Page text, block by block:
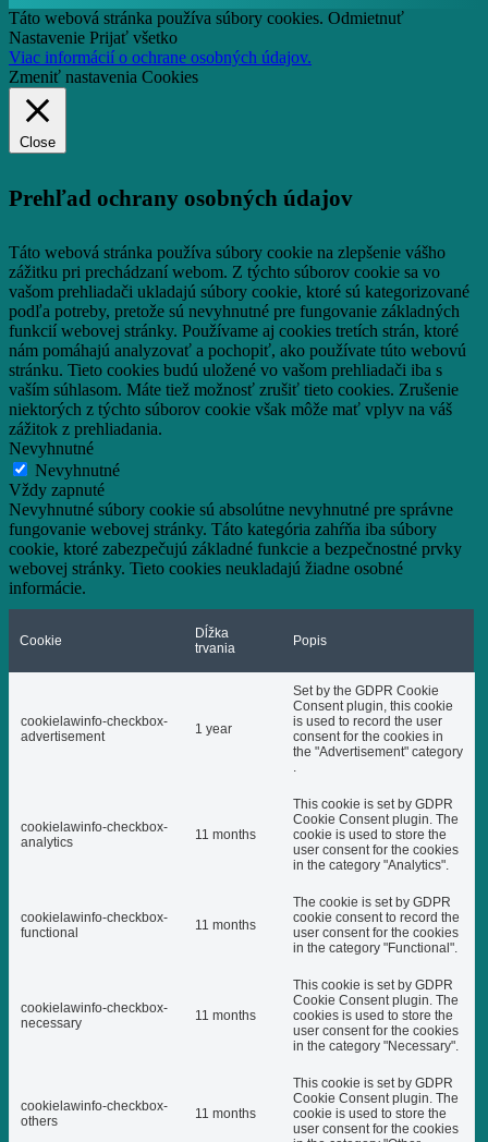
Táto webová stránka používa súbory cookies. Odmietnuť
Nastavenie Prijať všetko
Viac informácií o ochrane osobných údajov.
Zmeniť nastavenia Cookies
Close
Prehľad ochrany osobných údajov
Táto webová stránka používa súbory cookie na zlepšenie vášho
zážitku pri prechádzaní webom. Z týchto súborov cookie sa vo
vašom prehliadači ukladajú súbory cookie, ktoré sú kategorizované
podľa potreby, pretože sú nevyhnutné pre fungovanie základných
funkcií webovej stránky. Používame aj cookies tretích strán, ktoré
nám pomáhajú analyzovať a pochopiť, ako používate túto webovú
stránku. Tieto cookies budú uložené vo vašom prehliadači iba s
vaším súhlasom. Máte tiež možnosť zrušiť tieto cookies. Zrušenie
niektorých z týchto súborov cookie však môže mať vplyv na váš
zážitok z prehliadania.
Nevyhnutné
Nevyhnutné
Vždy zapnuté
Nevyhnutné súbory cookie sú absolútne nevyhnutné pre správne
fungovanie webovej stránky. Táto kategória zahŕňa iba súbory
cookie, ktoré zabezpečujú základné funkcie a bezpečnostné prvky
webovej stránky. Tieto cookies neukladajú žiadne osobné
informácie.
Cookie
Dĺžka
trvania
Popis
cookielawinfo-checkbox-
advertisement
1 year
Set by the GDPR Cookie
Consent plugin, this cookie
is used to record the user
consent for the cookies in
the "Advertisement" category
.
cookielawinfo-checkbox-
analytics
11 months
This cookie is set by GDPR
Cookie Consent plugin. The
cookie is used to store the
user consent for the cookies
in the category "Analytics".
cookielawinfo-checkbox-
functional
11 months
The cookie is set by GDPR
cookie consent to record the
user consent for the cookies
in the category "Functional".
cookielawinfo-checkbox-
necessary
11 months
This cookie is set by GDPR
Cookie Consent plugin. The
cookies is used to store the
user consent for the cookies
in the category "Necessary".
cookielawinfo-checkbox-
others
11 months
This cookie is set by GDPR
Cookie Consent plugin. The
cookie is used to store the
user consent for the cookies